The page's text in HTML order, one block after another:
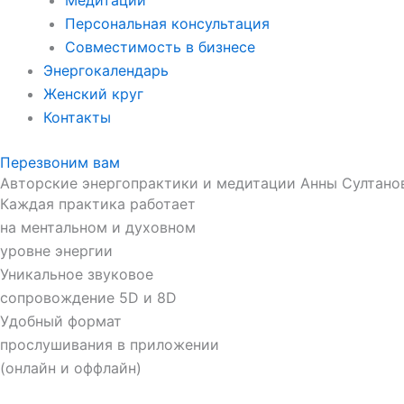
Персональная консультация
Совместимость в бизнесе
Энергокалендарь
Женский круг
Контакты
Перезвоним вам
Авторские энергопрактики и медитации Анны
Каждая практика работает
на ментальном и духовном
уровне энергии
Уникальное звуковое
сопровождение 5D и 8D
Удобный формат
прослушивания в приложении
(онлайн и оффлайн)